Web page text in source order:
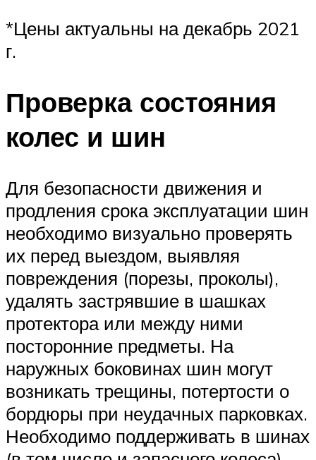
*Цены актуальны на декабрь 2021
г.
Проверка состояния
колес и шин
Для безопасности движения и
продления срока эксплуатации шин
необходимо визуально проверять
их перед выездом, выявляя
повреждения (порезы, проколы),
удалять застрявшие в шашках
протектора или между ними
посторонние предметы. На
наружных боковинах шин могут
возникать трещины, потертости о
бордюры при неудачных парковках.
Необходимо поддерживать в шинах